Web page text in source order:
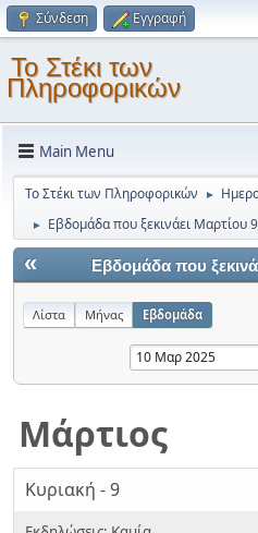
Σύνδεση Εγγραφή
Το Στέκι των
Πληροφορικών
Main Menu
Το Στέκι των Πληροφορικών ►
► Εβδομάδα που ξεκινάει Μαρτίου
« Εβδομάδα που
Λίστα Μήνας Εβδομάδα
Μάρτιος
Κυριακή - 9